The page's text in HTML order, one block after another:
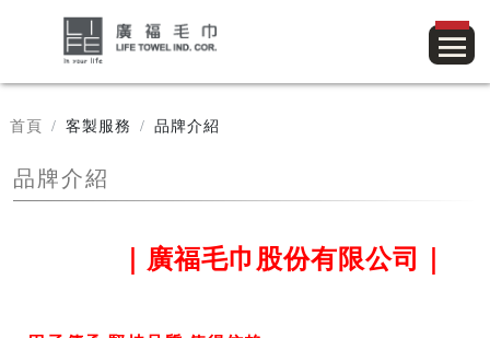
首頁 客製服務 品牌介紹
品牌介紹
｜廣福毛巾股份有限公司｜